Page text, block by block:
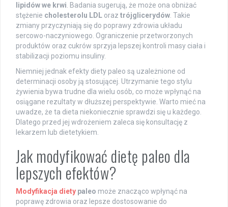
lipidów we krwi. Badania sugerują, że może ona obniżać
stężenie cholesterolu LDL oraz trójglicerydów. Takie
zmiany przyczyniają się do poprawy zdrowia układu
sercowo-naczyniowego. Ograniczenie przetworzonych
produktów oraz cukrów sprzyja lepszej kontroli masy ciała i
stabilizacji poziomu insuliny.
Niemniej jednak efekty diety paleo są uzależnione od
determinacji osoby ją stosującej. Utrzymanie tego stylu
żywienia bywa trudne dla wielu osób, co może wpłynąć na
osiągane rezultaty w dłuższej perspektywie. Warto mieć na
uwadze, że ta dieta niekoniecznie sprawdzi się u każdego.
Dlatego przed jej wdrożeniem zaleca się konsultację z
lekarzem lub dietetykiem.
Jak modyfikować dietę paleo dla
lepszych efektów?
Modyfikacja diety paleo może znacząco wpłynąć na
poprawę zdrowia oraz lepsze dostosowanie do